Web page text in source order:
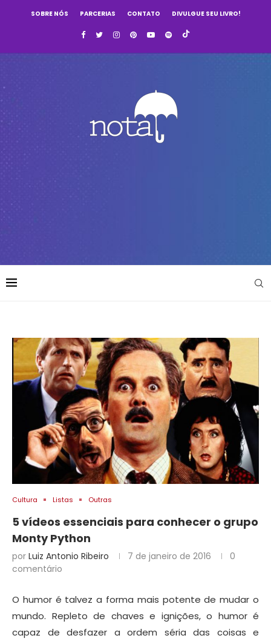
SOBRE NÓS PARCERIAS CONTATO DIVULGUE SEU LIVRO!
Cultura Listas Outras
5 vídeos essenciais para conhecer o grupo
Monty Python
por Luiz Antonio Ribeiro 7 de janeiro de 2016
0
comentário
O humor é talvez a forma mais potente de mudar o
mundo. Repleto de chaves e ignições, o humor é
capaz de desfazer a ordem séria das coisas e